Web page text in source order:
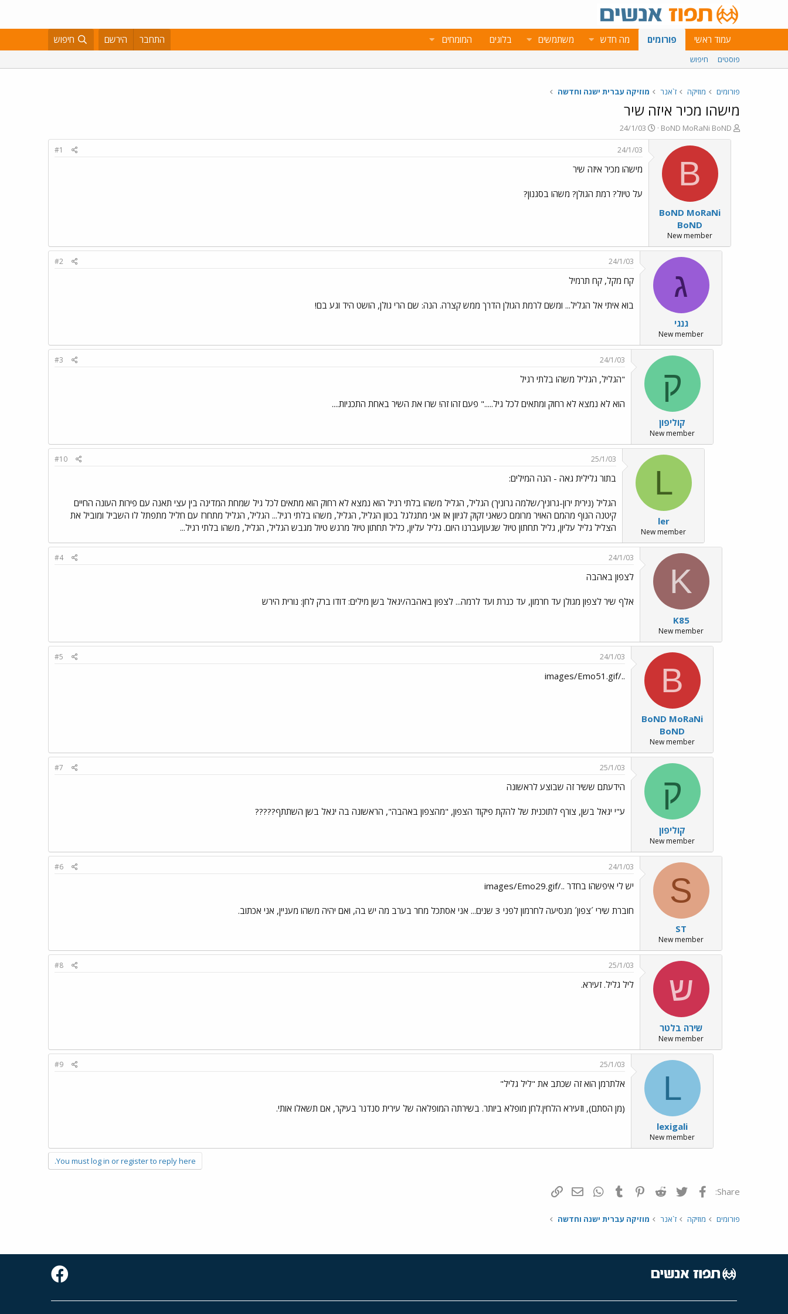
עמוד ראשי פורומים מה חדש משתמשים בלוגים המומחים התחבר הירשם חיפוש
פוסטים חיפוש
פורומים מוזיקה ז`אנר מוזיקה עברית ישנה וחדשה
מישהו מכיר איזה שיר
פ
ו
BoND MoRaNi BoND
פ
ו
24/1/03
B
BoND MoRaNi
BoND
New member
24/1/03
#1
מישהו מכיר איזה שיר
על טיול? רמת הגולן? משהו בסגנון?
ג
גנגי
New member
24/1/03
#2
קח מקל, קח תרמיל
בוא איתי אל הגליל... ומשם לרמת הגולן הדרך ממש קצרה. הנה: שם הרי גולן, הושט היד וגע בם!
ק
קוליפון
New member
24/1/03
#3
"הגליל, הגליל משהו בלתי רגיל
הוא לא נמצא לא רחוק ומתאים לכל גיל....." פעם זהו זה! שרו את השיר באחת התכניות....
L
ler
New member
25/1/03
#10
בתור גלילית גאה - הנה המילים:
הגליל (נירית ירון-גרוניך/שלמה גרוניך) הגליל, הגליל משהו בלתי רגיל הוא נמצא לא רחוק הוא מתאים לכל גיל שמחת המדינה בין עצי תאנה עם פירות העונה החיים
קיטנה הנוף מהמם האויר מרומם כשאני זקוק לגיוון אז אני מתגלגל בכוון הגליל, הגליל, משהו בלתי רגיל... הגליל, הגליל מתחרז עם חליל מתפתל לו השביל ומוביל את
הצליל גליל עליון, גליל תחתון טיול שגעוןעברנו היום. גליל עליון, כליל תחתון טיול מרגש טיול מגבש הגליל, הגליל, משהו בלתי רגיל...
K
K85
New member
24/1/03
#4
לצפון באהבה
אלף שיר לצפון מגולן עד חרמון, עד כנרת ועד לרמה... לצפון באהבה/יגאל בשן מילים: דודו ברק לחן: נורית הירש
B
BoND MoRaNi
BoND
New member
24/1/03
#5
../images/Emo51.gif
ק
קוליפון
New member
25/1/03
#7
הידעתם ששיר זה שבוצע לראשונה
ע"י יגאל בשן, צורף לתוכנית של להקת פיקוד הצפון, "מהצפון באהבה", הראשונה בה יגאל בשן השתתף?????
S
ST
New member
24/1/03
#6
יש לי איפשהו בחדר ../images/Emo29.gif
חוברת שירי ´צפון´ מנסיעה לחרמון לפני 3 שנים... אני אסתכל מחר בערב מה יש בה, ואם יהיה משהו מעניין, אני אכתוב.
ש
שירה בלטר
New member
25/1/03
#8
ליל גליל. זעירא.
L
lexigali
New member
25/1/03
#9
אלתרמן הוא זה שכתב את "ליל גליל"
(מן הסתם), וזעירא הלחין.לחן מופלא ביותר. בשירתה המופלאה של עירית סנדנר בעיקר, אם תשאלו אותי.
You must log in or register to reply here.
Share: פייסבוק Twitter
Reddit
Pinterest
Tumblr
WhatsAppדואר אלקטרוני
פורומים מוזיקה ז`אנר מוזיקה עברית ישנה וחדשה